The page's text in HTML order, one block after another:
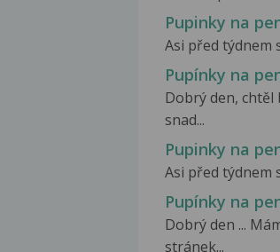
Pupinky na
Asi před týdnem
Pupínky na
Dobrý den, chtěl
snad...
Pupinky na
Asi před týdnem
Pupínky na
Dobrý den ...
stránek...